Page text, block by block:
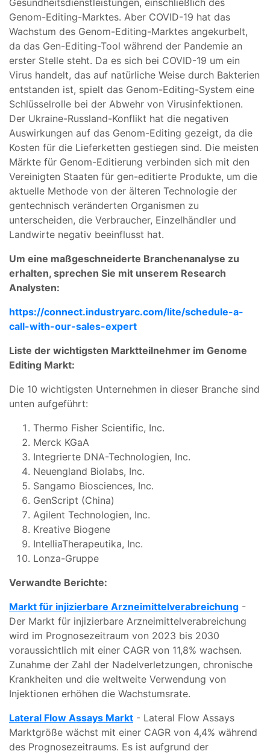
Genom-Editing-Marktes. Aber COVID-19 hat das
Wachstum des Genom-Editing-Marktes angekurbelt,
da das Gen-Editing-Tool während der Pandemie an
erster Stelle steht. Da es sich bei COVID-19 um ein
Virus handelt, das auf natürliche Weise durch Bakterien
entstanden ist, spielt das Genom-Editing-System eine
Schlüsselrolle bei der Abwehr von Virusinfektionen.
Der Ukraine-Russland-Konflikt hat die negativen
Auswirkungen auf das Genom-Editing gezeigt, da die
Kosten für die Lieferketten gestiegen sind. Die meisten
Märkte für Genom-Editierung verbinden sich mit den
Vereinigten Staaten für gen-editierte Produkte, um die
aktuelle Methode von der älteren Technologie der
gentechnisch veränderten Organismen zu
unterscheiden, die Verbraucher, Einzelhändler und
Landwirte negativ beeinflusst hat.
Um eine maßgeschneiderte Branchenanalyse zu
erhalten, sprechen Sie mit unserem Research
Analysten:
https://connect.industryarc.com/lite/schedule-a-
call-with-our-sales-expert
Liste der wichtigsten Marktteilnehmer im Genome
Editing Markt:
Die 10 wichtigsten Unternehmen in dieser Branche sind
unten aufgeführt:
Thermo Fisher Scientific, Inc.
Merck KGaA
Integrierte DNA-Technologien, Inc.
Neuengland Biolabs, Inc.
Sangamo Biosciences, Inc.
GenScript (China)
Agilent Technologien, Inc.
Kreative Biogene
IntelliaTherapeutika, Inc.
Lonza-Gruppe
Verwandte Berichte:
Markt für injizierbare Arzneimittelverabreichung -
Der Markt für injizierbare Arzneimittelverabreichung
wird im Prognosezeitraum von 2023 bis 2030
voraussichtlich mit einer CAGR von 11,8% wachsen.
Zunahme der Zahl der Nadelverletzungen, chronische
Krankheiten und die weltweite Verwendung von
Injektionen erhöhen die Wachstumsrate.
Lateral Flow Assays Markt - Lateral Flow Assays
Marktgröße wächst mit einer CAGR von 4,4% während
des Prognosezeitraums. Es ist aufgrund der